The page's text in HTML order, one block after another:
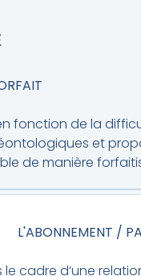
fonction de la
et
de manière
L'ABONNEMENT /
le cadre d’une